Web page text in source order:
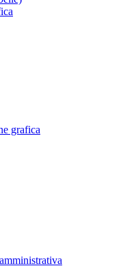
grafica